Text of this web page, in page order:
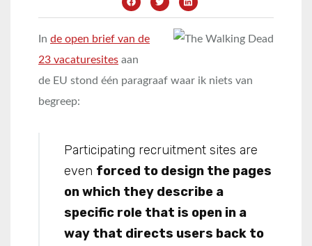
In de open brief van de
23 vacaturesites aan
de EU stond één paragraaf waar ik niets van
begreep:
Participating recruitment sites are
even forced to design the pages
on which they describe a
specific role that is open in a
way that directs users back to